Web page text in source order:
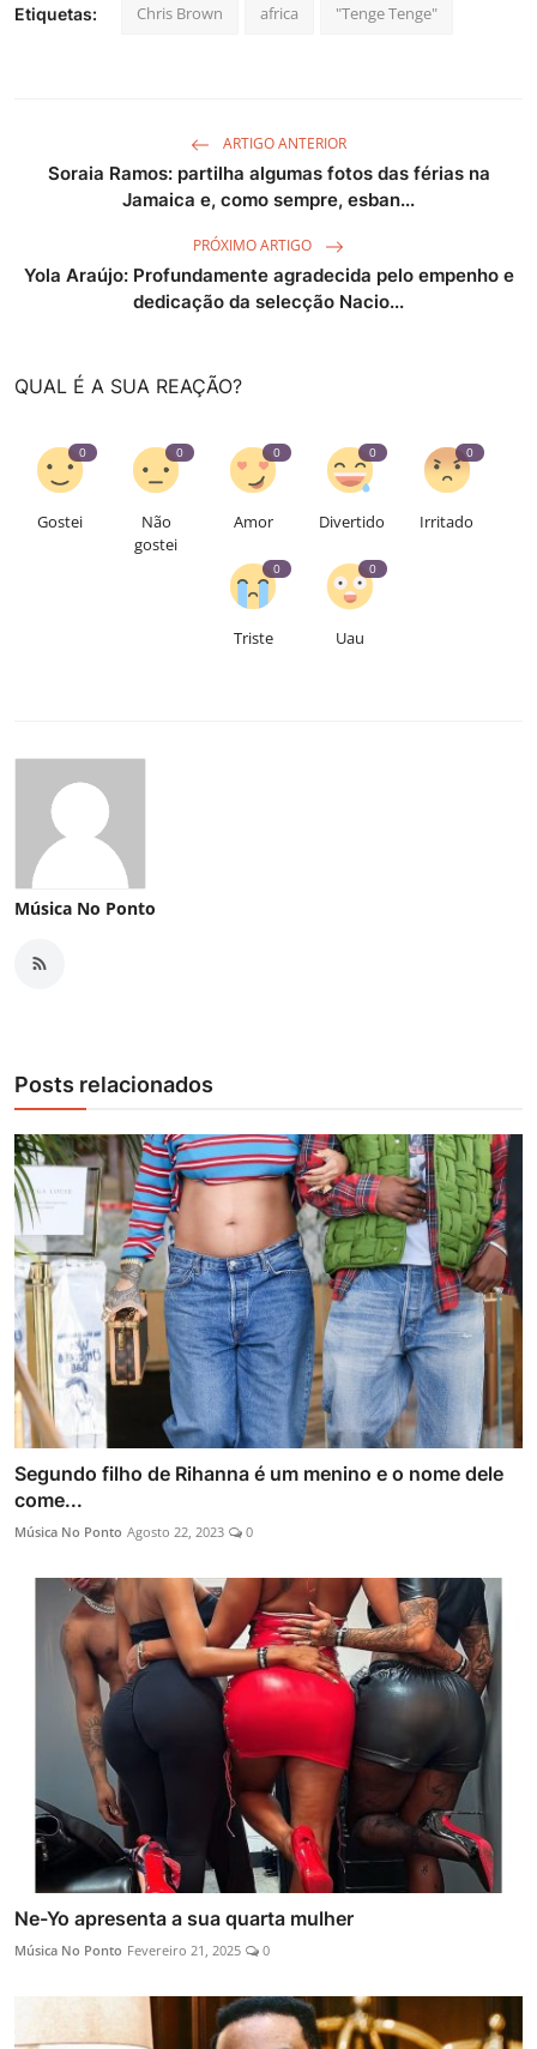
Etiquetas: Chris Brown africa "Tenge Tenge"
ARTIGO ANTERIOR
Soraia Ramos: partilha algumas fotos das férias na
Jamaica e, como sempre, esban...
PRÓXIMO ARTIGO
Yola Araújo: Profundamente agradecida pelo empenho e
dedicação da selecção Nacio...
QUAL É A SUA REAÇÃO?
0
Gostei
0
Não
gostei
0
Amor
0
Divertido
0
Irritado
0
Triste
0
Uau
Música No Ponto
Posts relacionados
Segundo filho de Rihanna é um menino e o nome dele
come...
Música No Ponto Agosto 22, 2023 0
Ne-Yo apresenta a sua quarta mulher
Música No Ponto Fevereiro 21, 2025 0